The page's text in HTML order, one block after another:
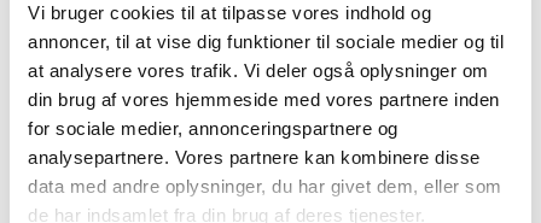
Vi bruger cookies til at tilpasse vores indhold og
annoncer, til at vise dig funktioner til sociale medier og til
at analysere vores trafik. Vi deler også oplysninger om
din brug af vores hjemmeside med vores partnere inden
for sociale medier, annonceringspartnere og
analysepartnere. Vores partnere kan kombinere disse
data med andre oplysninger, du har givet dem, eller som
de har indsamlet fra din brug af deres tjenester.
Faste lave priser*
*Gælder ikke ernæringsprodukter.
Stort udvalg af kendte
produkter
Vi tilbyder et stort udvalg af kendte
cremer, vitaminer og andre spændende